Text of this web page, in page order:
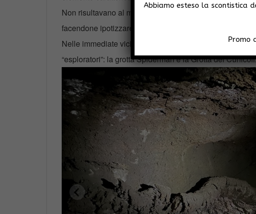
Non risultavano al momento del rilevamento tipici omini
facendone ipotizzare che si potrebbe trattare di una
Nelle immediate vicinanze si trovano altre 2 grotte
“esploratori”: la grotta Spiderman e la Grotta dei
Abbiamo esteso la scontistica
Promo